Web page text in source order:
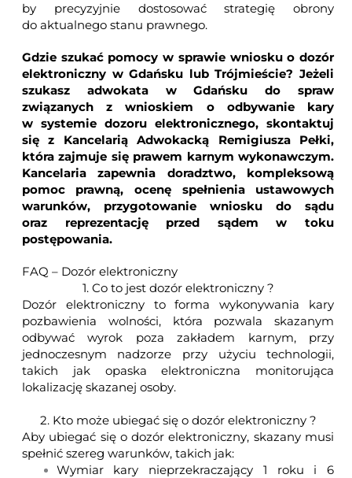
by precyzyjnie dostosować strategię obrony
do aktualnego stanu prawnego.
Gdzie szukać pomocy w sprawie wniosku o dozór
elektroniczny w Gdańsku lub Trójmieście?Jeżeli
szukasz adwokata w Gdańsku do spraw
związanych z wnioskiem o odbywanie kary
w systemie dozoru elektronicznego, skontaktuj
się z Kancelarią Adwokacką Remigiusza Pełki,
która zajmuje się prawem karnym wykonawczym.
Kancelaria zapewnia doradztwo, kompleksową
pomoc prawną, ocenę spełnienia ustawowych
warunków, przygotowanie wniosku do sądu
oraz reprezentację przed sądem w toku
postępowania.
FAQ – Dozór elektroniczny
1. Co to jest dozór elektroniczny ?
Dozór elektroniczny to forma wykonywania kary
pozbawienia wolności, która pozwala skazanym
odbywać wyrok poza zakładem karnym, przy
jednoczesnym nadzorze przy użyciu technologii,
takich jak opaska elektroniczna monitorująca
lokalizację skazanej osoby.
2. Kto może ubiegać się o dozór elektroniczny ?
Aby ubiegać się o dozór elektroniczny, skazany musi
spełnić szereg warunków, takich jak:
Wymiar kary nieprzekraczający 1 roku i 6